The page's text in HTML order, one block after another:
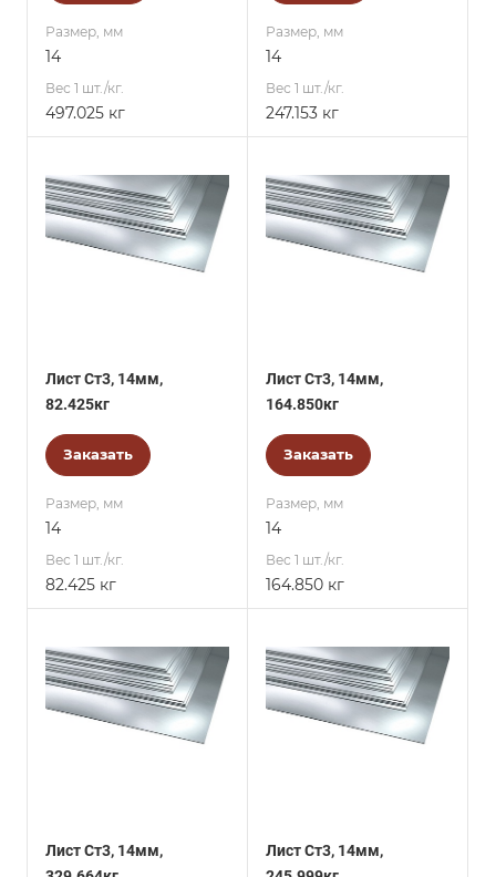
Размер, мм
14
Вес 1 шт./кг.
497.025 кг
Размер, мм
14
Вес 1 шт./кг.
247.153 кг
Лист Ст3, 14мм,
82.425кг
Заказать
Размер, мм
14
Вес 1 шт./кг.
82.425 кг
Лист Ст3, 14мм,
164.850кг
Заказать
Размер, мм
14
Вес 1 шт./кг.
164.850 кг
Лист Ст3, 14мм,
Лист Ст3, 14мм,